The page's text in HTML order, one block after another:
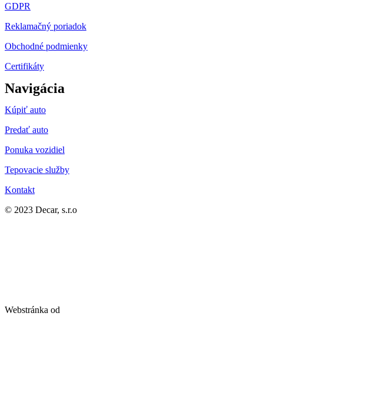
GDPR
Reklamačný poriadok
Obchodné podmienky
Certifikáty
Navigácia
Kúpiť auto
Predať auto
Ponuka vozidiel
Tepovacie služby
Kontakt
© 2023 Decar, s.r.o
Webstránka od